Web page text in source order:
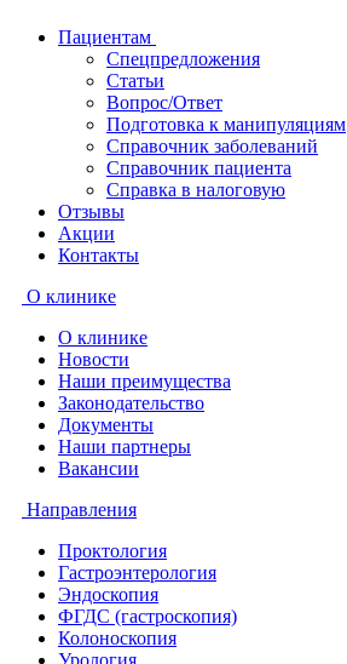
Пациентам
Спецпредложения
Статьи
Вопрос/Ответ
Подготовка к манипуляциям
Справочник заболеваний
Справочник пациента
Справка в налоговую
Отзывы
Акции
Контакты
О клинике
О клинике
Новости
Наши преимущества
Законодательство
Документы
Наши партнеры
Вакансии
Направления
Проктология
Гастроэнтерология
Эндоскопия
ФГДС (гастроскопия)
Колоноскопия
Урология